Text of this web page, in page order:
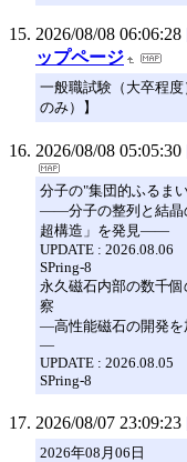
2026/08/08 06:06:28
ップページ
一般職試験（大卒程
のみ）】
2026/08/08 05:05:30
分子の"集団的ふるま
――分子の整列と結晶
超構造」を発見――
UPDATE : 2026.08.06
SPring-8
永久磁石内部の数千
察
―高性能磁石の開発を
―
UPDATE : 2026.08.05
SPring-8
2026/08/07 23:09:23
2026年08月06日